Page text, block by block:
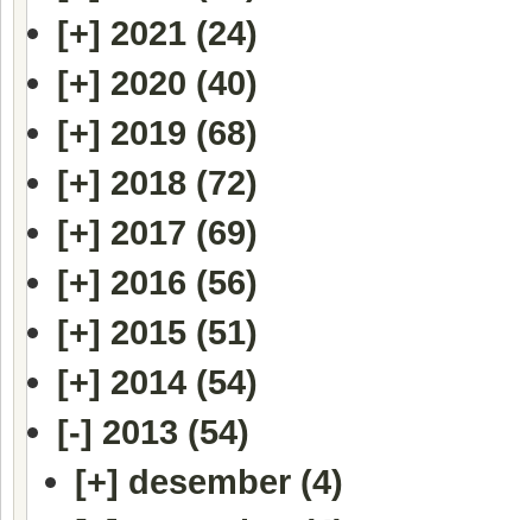
[+] 2021 (24)
[+] 2020 (40)
[+] 2019 (68)
[+] 2018 (72)
[+] 2017 (69)
[+] 2016 (56)
[+] 2015 (51)
[+] 2014 (54)
[-] 2013 (54)
[+] desember (4)